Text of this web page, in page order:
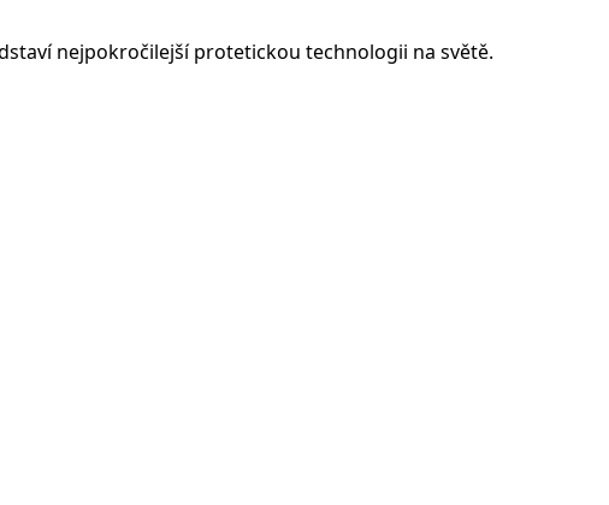
nejpokročilejší protetickou technologii na světě.